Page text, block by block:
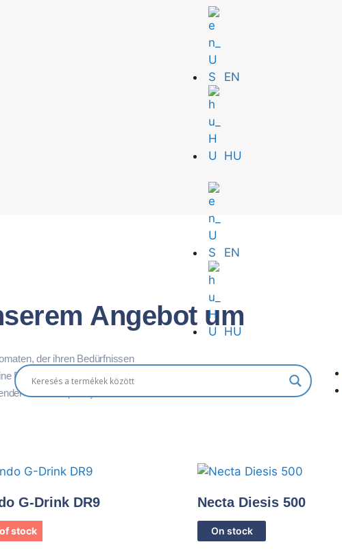
EN
HU
EN
HU
Angebot um
der ihren Bedürfnissen
Büro-Kaffeemaschine, ein Kombi-
oder Geldprüfsysteme.
G-Drink DR9
stock
Necta Diesis 500
On stock